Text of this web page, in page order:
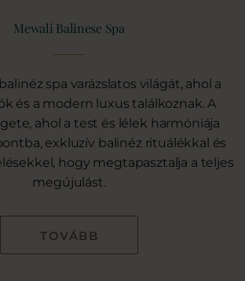
Mewali Balinese Spa
spa varázslatos világát, ahol a
és a modern luxus találkoznak. A
ahol a test és lélek harmóniája
exkluzív balinéz rituálékkal és
hogy megtapasztalja a teljes
megújulást.
TOVÁBB